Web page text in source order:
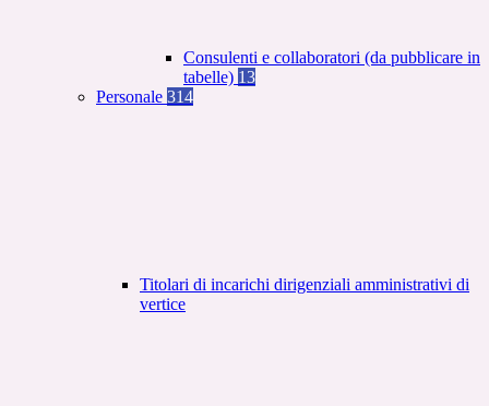
Consulenti e collaboratori (da pubblicare in
tabelle) 13
Personale 314
Titolari di incarichi dirigenziali amministrativi di
vertice